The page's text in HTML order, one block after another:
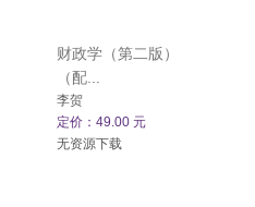
财政学（第二版）
（配...
李贺
定价：49.00 元
无资源下载